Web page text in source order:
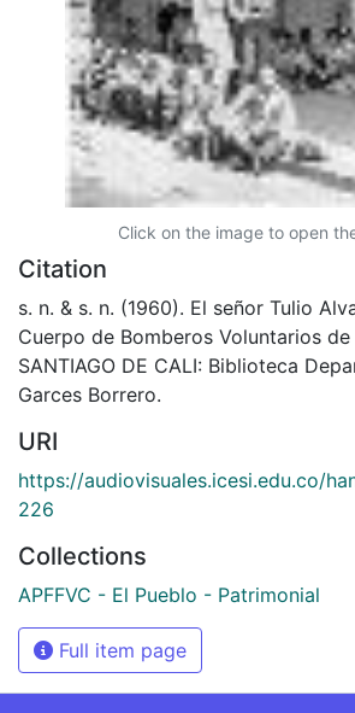
Click on the image to open
Citation
s. n. & s. n. (1960). El señor Tulio
Cuerpo de Bomberos Voluntarios
SANTIAGO DE CALI: Biblioteca
Garces Borrero.
URI
https://audiovisuales.icesi.edu.co/
226
Collections
APFFVC - El Pueblo - Patrimonial
Full item page